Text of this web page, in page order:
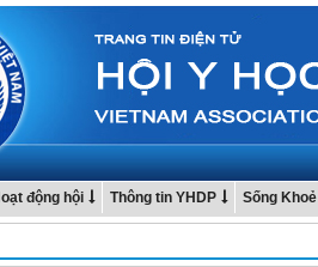
động hội Thông tin YHDP Sống Khoẻ